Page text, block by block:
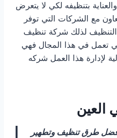
بتنظيفه لكي لا يتعرض
مع الشركات التي توفر
لذلك شركة تنظيف
تعمل في هذا المجال فهي
لإدارة هذا العمل شركه
طرق تنظيف وتطهير